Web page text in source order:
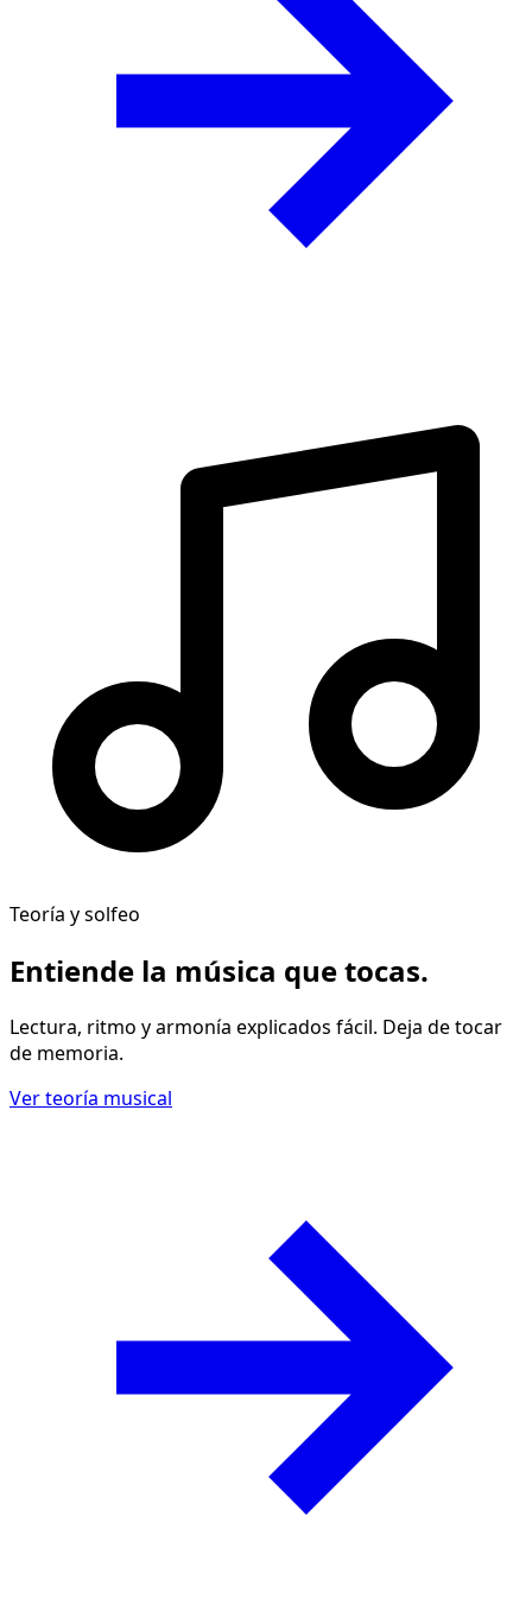
Teoría y solfeo
Entiende la música que tocas.
Lectura, ritmo y armonía explicados fácil. Deja de tocar
de memoria.
Ver teoría musical